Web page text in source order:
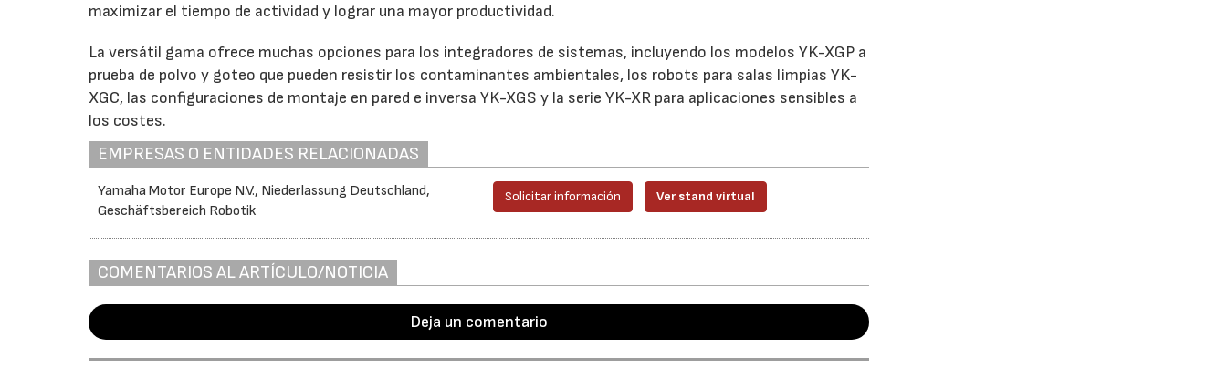
maximizar el tiempo de actividad y lograr una mayor productividad.
La versátil gama ofrece muchas opciones para los integradores de sistemas, incluyendo los modelos YK-XGP a
prueba de polvo y goteo que pueden resistir los contaminantes ambientales, los robots para salas limpias YK-
XGC, las configuraciones de montaje en pared e inversa YK-XGS y la serie YK-XR para aplicaciones sensibles a
los costes.
EMPRESAS O ENTIDADES RELACIONADAS
Yamaha Motor Europe N.V., Niederlassung Deutschland,
Geschäftsbereich Robotik
Solicitar información Ver stand virtual
COMENTARIOS AL ARTÍCULO/NOTICIA
Deja un comentario